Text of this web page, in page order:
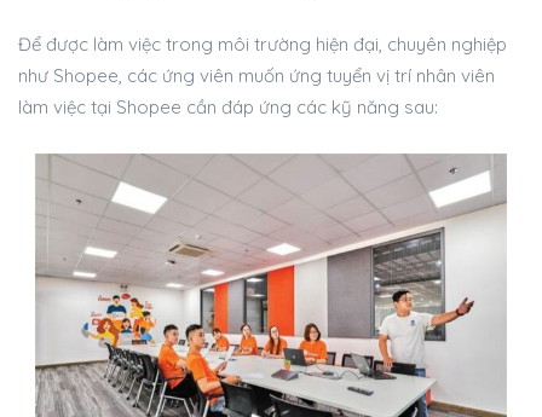
Để được làm việc trong môi trường hiện đại, chuyên nghiệp
như Shopee, các ứng viên muốn ứng tuyển vị trí nhân viên
làm việc tại Shopee cần đáp ứng các kỹ năng sau: